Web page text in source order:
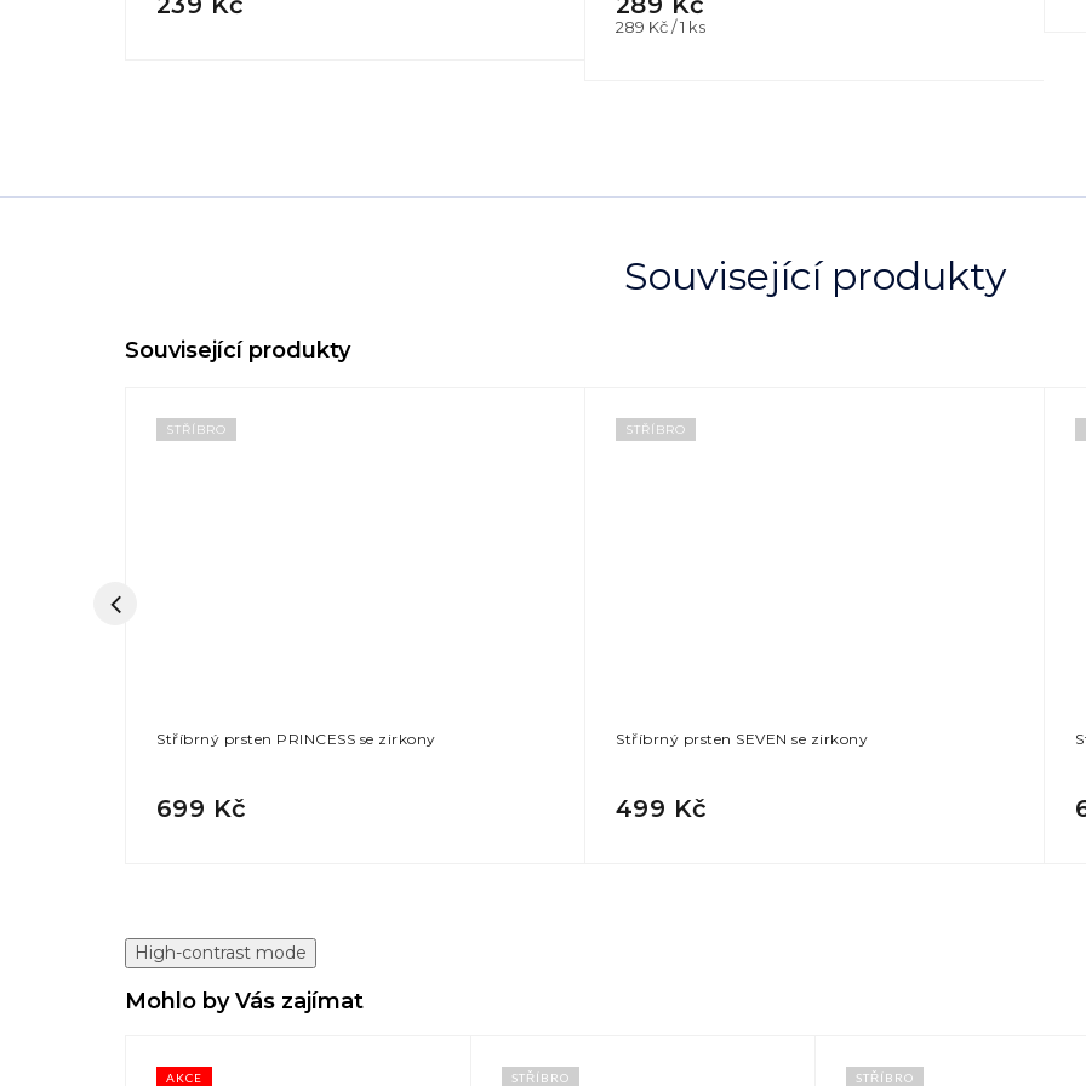
Související produkty
STŘÍBRO
Stříbrný prsten PRINCESS se zirkony
699 Kč
STŘÍBRO
Stříbrný prsten SEVEN se zirkony
499 Kč
Měrná
289 Kč / 1 ks
High-contrast mode
Mohlo by Vás zajímat
AKCE STŘÍBRO STŘÍBRO